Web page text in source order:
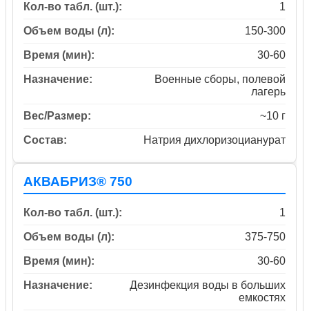
Кол-во табл. (шт.): 1
Объем воды (л): 150-300
Время (мин): 30-60
Назначение:
Военные сборы, полевой
лагерь
Вес/Размер: ~10 г
Состав: Натрия дихлоризоцианурат
АКВАБРИЗ® 750
Кол-во табл. (шт.): 1
Объем воды (л): 375-750
Время (мин): 30-60
Назначение:
Дезинфекция воды в больших
емкостях